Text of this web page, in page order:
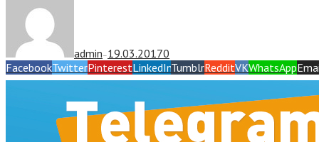
admin — 19.03.20170
FacebookTwitterPinterestLinkedInTumblrRedditVKWhatsApp